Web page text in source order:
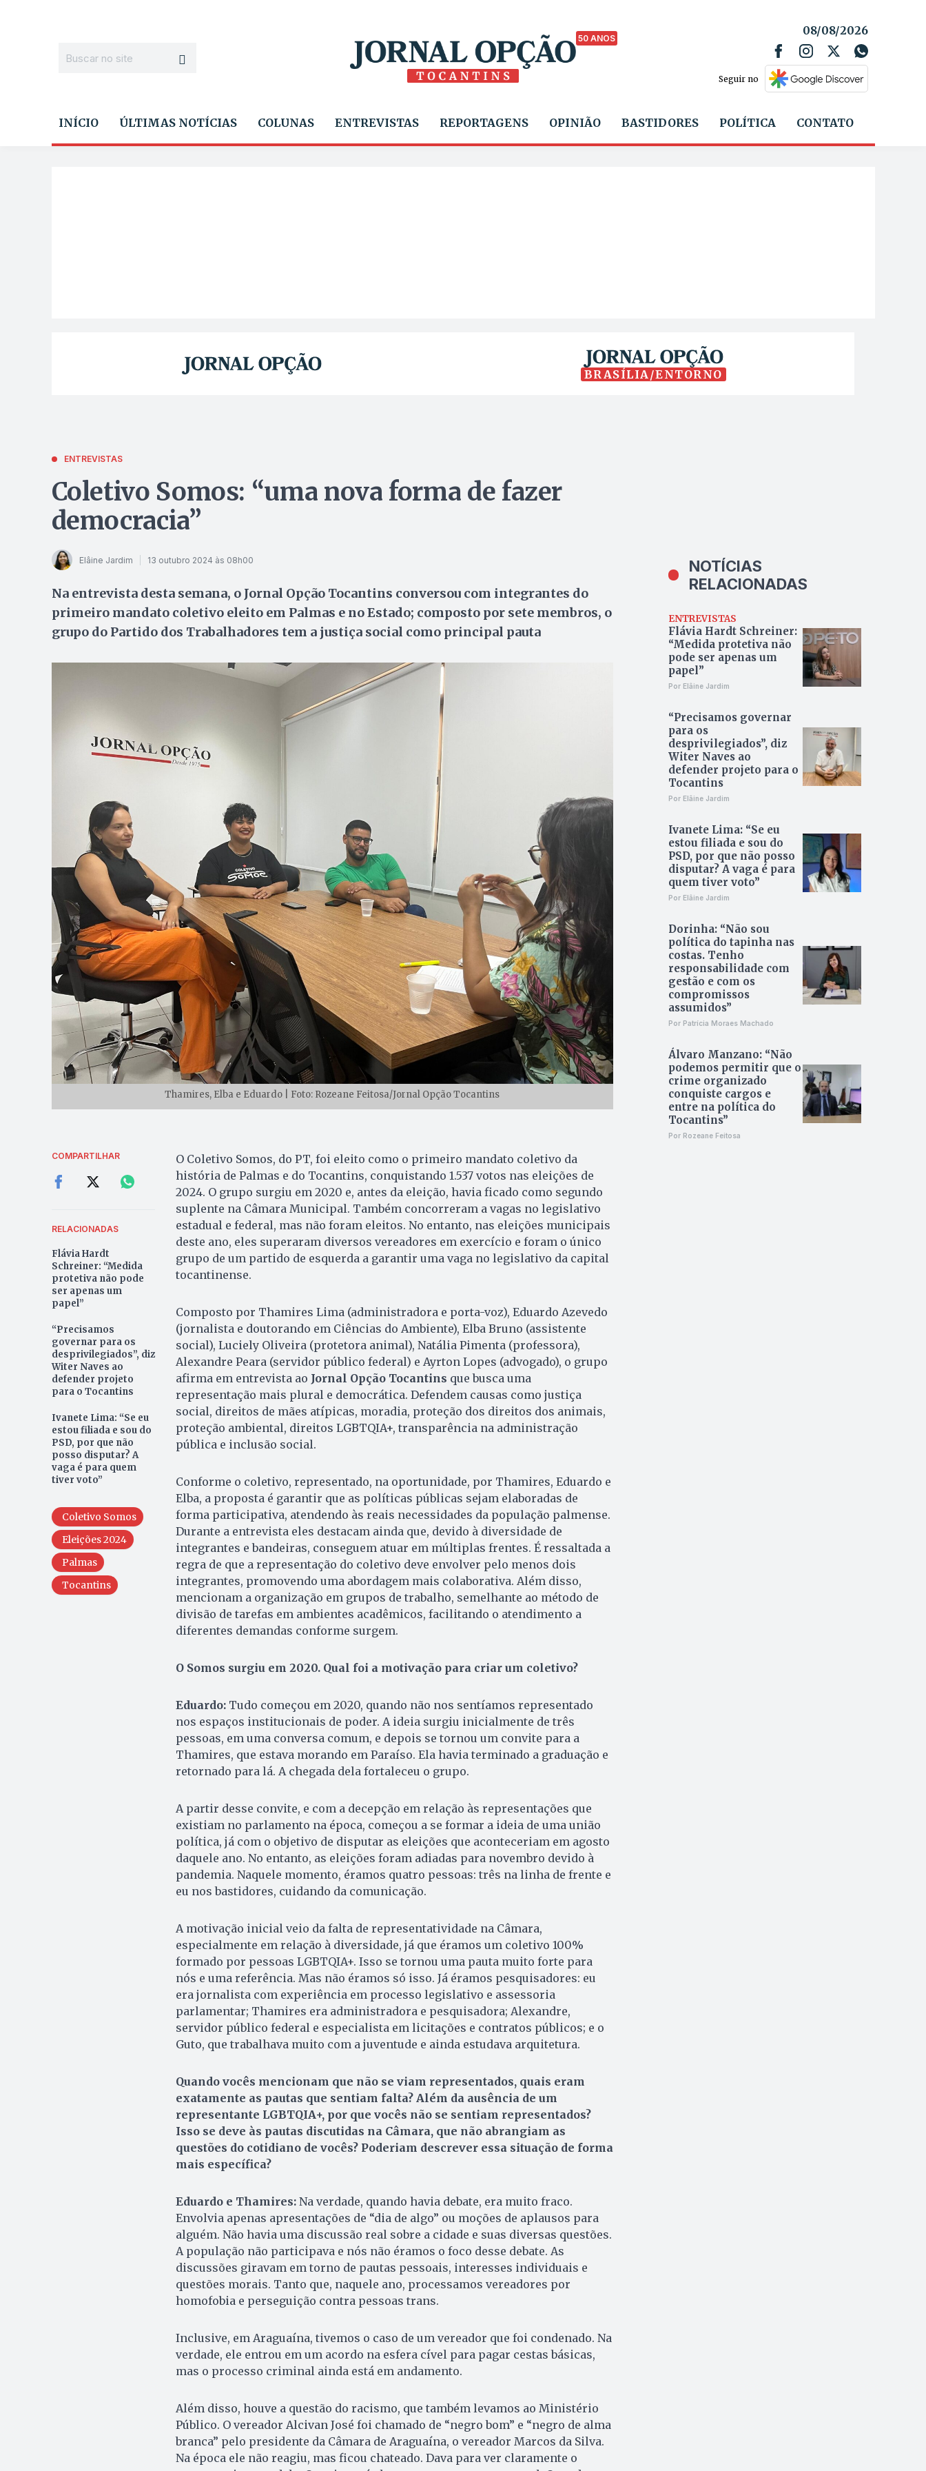
50 ANOS
08/08/2026
Seguir no
INÍCIO ÚLTIMAS NOTÍCIAS COLUNAS ENTREVISTAS REPORTAGENS OPINIÃO BASTIDORES POLÍTICA CONTATO
BRASÍLIA/ENTORNO
ENTREVISTAS
Coletivo Somos: “uma nova forma de fazer
democracia”
Elâine Jardim 13 outubro 2024 às 08h00
Na entrevista desta semana, o Jornal Opção Tocantins conversou com integrantes do
primeiro mandato coletivo eleito em Palmas e no Estado; composto por sete membros, o
grupo do Partido dos Trabalhadores tem a justiça social como principal pauta
Thamires, Elba e Eduardo | Foto: Rozeane Feitosa/Jornal Opção Tocantins
COMPARTILHAR
RELACIONADAS
Flávia Hardt
Schreiner: “Medida
protetiva não pode
ser apenas um
papel”
“Precisamos
governar para os
desprivilegiados”, diz
Witer Naves ao
defender projeto
para o Tocantins
Ivanete Lima: “Se eu
estou filiada e sou do
PSD, por que não
posso disputar? A
vaga é para quem
tiver voto”
Coletivo Somos
Eleições 2024
Palmas
Tocantins
O Coletivo Somos, do PT, foi eleito como o primeiro mandato coletivo da
história de Palmas e do Tocantins, conquistando 1.537 votos nas eleições de
2024. O grupo surgiu em 2020 e, antes da eleição, havia ficado como segundo
suplente na Câmara Municipal. Também concorreram a vagas no legislativo
estadual e federal, mas não foram eleitos. No entanto, nas eleições municipais
deste ano, eles superaram diversos vereadores em exercício e foram o único
grupo de um partido de esquerda a garantir uma vaga no legislativo da capital
tocantinense.
Composto por Thamires Lima (administradora e porta-voz), Eduardo Azevedo
(jornalista e doutorando em Ciências do Ambiente), Elba Bruno (assistente
social), Luciely Oliveira (protetora animal), Natália Pimenta (professora),
Alexandre Peara (servidor público federal) e Ayrton Lopes (advogado), o grupo
afirma em entrevista ao Jornal Opção Tocantins que busca uma
representação mais plural e democrática. Defendem causas como justiça
social, direitos de mães atípicas, moradia, proteção dos direitos dos animais,
proteção ambiental, direitos LGBTQIA+, transparência na administração
pública e inclusão social.
Conforme o coletivo, representado, na oportunidade, por Thamires, Eduardo e
Elba, a proposta é garantir que as políticas públicas sejam elaboradas de
forma participativa, atendendo às reais necessidades da população palmense.
Durante a entrevista eles destacam ainda que, devido à diversidade de
integrantes e bandeiras, conseguem atuar em múltiplas frentes. É ressaltada a
regra de que a representação do coletivo deve envolver pelo menos dois
integrantes, promovendo uma abordagem mais colaborativa. Além disso,
mencionam a organização em grupos de trabalho, semelhante ao método de
divisão de tarefas em ambientes acadêmicos, facilitando o atendimento a
diferentes demandas conforme surgem.
O Somos surgiu em 2020. Qual foi a motivação para criar um coletivo?
Eduardo:Tudo começou em 2020, quando não nos sentíamos representado
nos espaços institucionais de poder. A ideia surgiu inicialmente de três
pessoas, em uma conversa comum, e depois se tornou um convite para a
Thamires, que estava morando em Paraíso. Ela havia terminado a graduação e
retornado para lá. A chegada dela fortaleceu o grupo.
A partir desse convite, e com a decepção em relação às representações que
existiam no parlamento na época, começou a se formar a ideia de uma união
política, já com o objetivo de disputar as eleições que aconteceriam em agosto
daquele ano. No entanto, as eleições foram adiadas para novembro devido à
pandemia. Naquele momento, éramos quatro pessoas: três na linha de frente e
eu nos bastidores, cuidando da comunicação.
A motivação inicial veio da falta de representatividade na Câmara,
especialmente em relação à diversidade, já que éramos um coletivo 100%
formado por pessoas LGBTQIA+. Isso se tornou uma pauta muito forte para
nós e uma referência. Mas não éramos só isso. Já éramos pesquisadores: eu
era jornalista com experiência em processo legislativo e assessoria
parlamentar; Thamires era administradora e pesquisadora; Alexandre,
servidor público federal e especialista em licitações e contratos públicos; e o
Guto, que trabalhava muito com a juventude e ainda estudava arquitetura.
Quando vocês mencionam que não se viam representados, quais eram
exatamente as pautas que sentiam falta? Além da ausência de um
representante LGBTQIA+, por que vocês não se sentiam representados?
Isso se deve às pautas discutidas na Câmara, que não abrangiam as
questões do cotidiano de vocês? Poderiam descrever essa situação de forma
mais específica?
Eduardo e Thamires:Na verdade, quando havia debate, era muito fraco.
Envolvia apenas apresentações de “dia de algo” ou moções de aplausos para
alguém. Não havia uma discussão real sobre a cidade e suas diversas questões.
A população não participava e nós não éramos o foco desse debate. As
discussões giravam em torno de pautas pessoais, interesses individuais e
questões morais. Tanto que, naquele ano, processamos vereadores por
homofobia e perseguição contra pessoas trans.
Inclusive, em Araguaína, tivemos o caso de um vereador que foi condenado. Na
verdade, ele entrou em um acordo na esfera cível para pagar cestas básicas,
mas o processo criminal ainda está em andamento.
Além disso, houve a questão do racismo, que também levamos ao Ministério
Público. O vereador Alcivan José foi chamado de “negro bom” e “negro de alma
branca” pelo presidente da Câmara de Araguaína, o vereador Marcos da Silva.
Na época ele não reagiu, mas ficou chateado. Dava para ver claramente o
NOTÍCIAS
RELACIONADAS
ENTREVISTAS
Flávia Hardt Schreiner:
“Medida protetiva não
pode ser apenas um
papel”
Por Elâine Jardim
“Precisamos governar
para os
desprivilegiados”, diz
Witer Naves ao
defender projeto para o
Tocantins
Por Elâine Jardim
Ivanete Lima: “Se eu
estou filiada e sou do
PSD, por que não posso
disputar? A vaga é para
quem tiver voto”
Por Elâine Jardim
Dorinha: “Não sou
política do tapinha nas
costas. Tenho
responsabilidade com
gestão e com os
compromissos
assumidos”
Por Patrícia Moraes Machado
Álvaro Manzano: “Não
podemos permitir que o
crime organizado
conquiste cargos e
entre na política do
Tocantins”
Por Rozeane Feitosa